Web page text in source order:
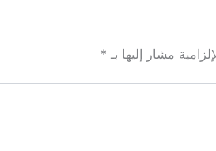
مشار إليها بـ *